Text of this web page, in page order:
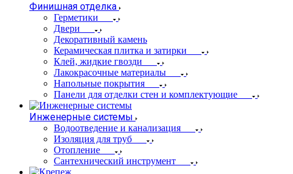
Финишная отделка
Герметики
Двери
Декоративный камень
Керамическая плитка и затирки
Клей, жидкие гвозди
Лакокрасочные материалы
Напольные покрытия
Панели для отделки стен и комплектующие
Инженерные системы
Водоотведение и канализация
Изоляция для труб
Отопление
Сантехнический инструмент